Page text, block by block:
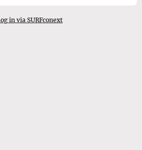
in via SURFconext